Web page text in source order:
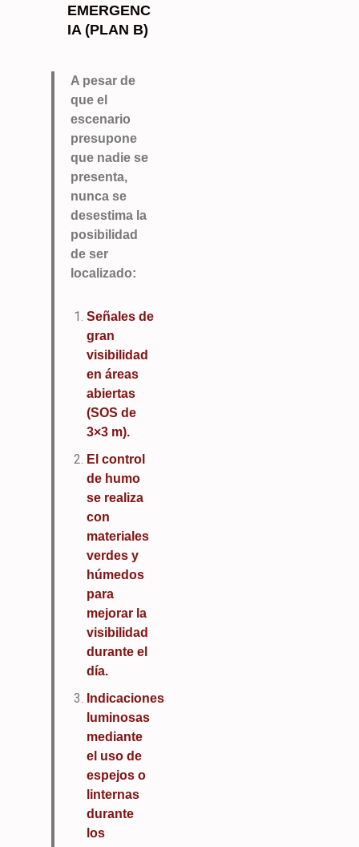
EMERGENC
IA (PLAN B)
A pesar de
que el
escenario
presupone
que nadie se
presenta,
nunca se
desestima la
posibilidad
de ser
localizado:
Señales de
gran
visibilidad
en áreas
abiertas
(SOS de
3×3 m).
El control
de humo
se realiza
con
materiales
verdes y
húmedos
para
mejorar la
visibilidad
durante el
día.
Indicaciones
luminosas
mediante
el uso de
espejos o
linternas
durante
los